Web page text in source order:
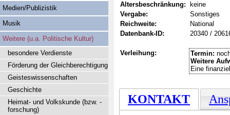
Altersbeschränkung:
keine
Vergabe:
Sonstiges
Reichweite:
National
Datenbank-ID:
20340 /
Verleihung: Termin:
Weitere
Eine
KONTAKT
Medien/Publizistik
Musik
Weitere (u.a. Politische Kultur)
besondere Verdienste
Förderung der Gleichberechtigung
Geisteswissenschaften
Geschichte
Heimat- und Volkskunde (bzw. -
forschung)